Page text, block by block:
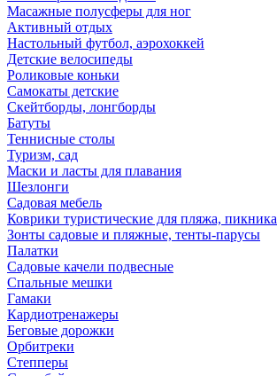
Масажные полусферы для ног
Активный отдых
Настольный футбол, аэрохоккей
Детские велосипеды
Роликовые коньки
Самокаты детские
Скейтборды, лонгборды
Батуты
Теннисные столы
Туризм, сад
Маски и ласты для плавания
Шезлонги
Садовая мебель
Коврики туристические для пляжа, пикника
Зонты садовые и пляжные, тенты-парусы
Палатки
Садовые качели подвесные
Спальные мешки
Гамаки
Кардиотренажеры
Беговые дорожки
Орбитреки
Степперы